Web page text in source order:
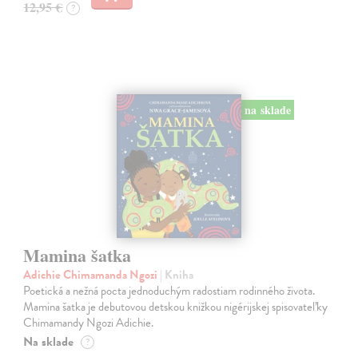
12,95 € ?
na sklade
Mamina šatka
Adichie Chimamanda Ngozi | Kniha
Poetická a nežná pocta jednoduchým radostiam rodinného života.
Mamina šatka je debutovou detskou knižkou nigérijskej spisovateľky
Chimamandy Ngozi Adichie.
Na sklade ?